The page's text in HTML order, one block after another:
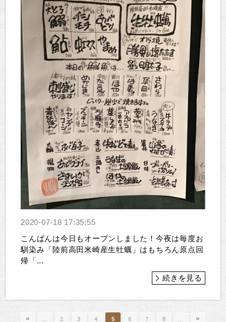
2020-07-18 17:35:55
こんばんは今日もオープンしました！今夜は毎度お
馴染み「陸前高田米崎産生牡蠣」はもちろん原点回
帰「...
続きを見る
« 2 3 4 5 6 7 8 »